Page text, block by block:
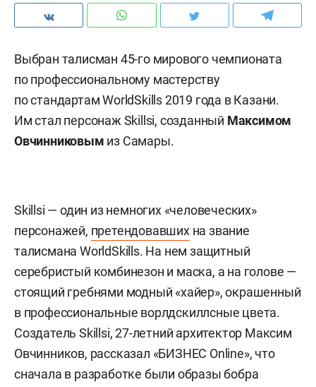
Выбран талисман 45-го мирового чемпионата
по профессиональному мастерству
по стандартам WorldSkills 2019 года в Казани.
Им стал персонаж Skillsi, созданный Максимом
Овчинниковым из Самары.
Skillsi — один из немногих «человеческих»
персонажей, претендовавшихна звание
талисмана WorldSkills. На нем защитный
серебристый комбинезон и маска, а на голове —
стоящий гребнями модный «хайер», окрашенный
в профессиональные ворлдскиллсные цвета.
Создатель Skillsi, 27-летний архитектор Максим
Овчинников, рассказал «БИЗНЕС Online», что
сначала в разработке были образы бобра